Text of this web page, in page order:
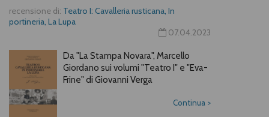
recensione di: Teatro I: Cavalleria rusticana, In
portineria, La Lupa
07.04.2023
Da "La Stampa Novara", Marcello
Giordano sui volumi "Teatro I" e "Eva-
Frine" di Giovanni Verga
Continua >